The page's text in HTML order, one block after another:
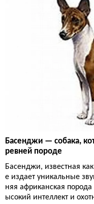
Басенджи — собака,
ревней породе
Басенджи, известная
е издает уникальные
няя африканская
ысокий интеллект и